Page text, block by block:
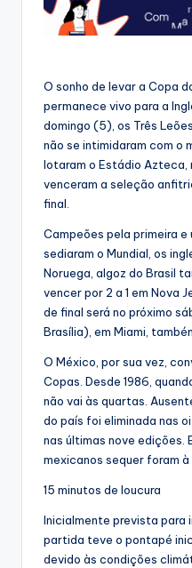
O sonho de levar a Copa
permanece vivo para a
domingo (5), os Três
não se intimidaram com o
lotaram o Estádio Azteca,
venceram a seleção
final.
Campeões pela primeira e
sediaram o Mundial, os
Noruega, algoz do Brasil
vencer por 2 a 1 em Nova
de final será no próximo
Brasília), em Miami,
O México, por sua vez,
Copas. Desde 1986,
não vai às quartas.
do país foi eliminada nas
nas últimas nove edições.
mexicanos sequer foram
15 minutos de loucura
Inicialmente prevista para
partida teve o pontapé
devido às condições